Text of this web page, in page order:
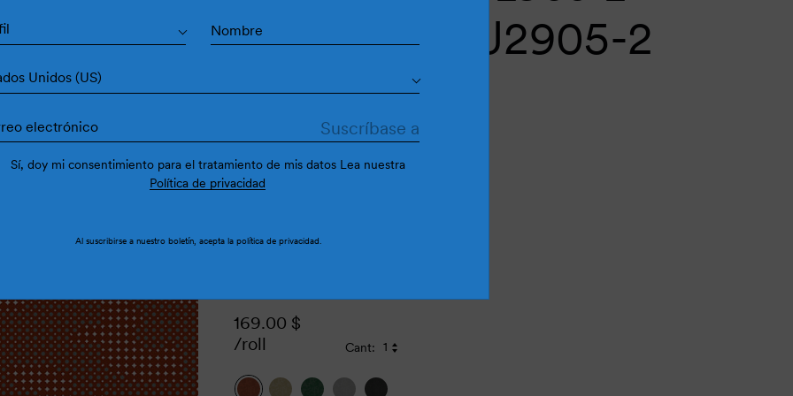
Dots PU2905-2
169.00 $
/roll
Cant: Cantidad más
Unidos (US)
Sí, doy mi consentimiento para el tratamiento de mis datos Lea nuestra
Política de privacidad
Al suscribirse a nuestro boletín, acepta la política de privacidad